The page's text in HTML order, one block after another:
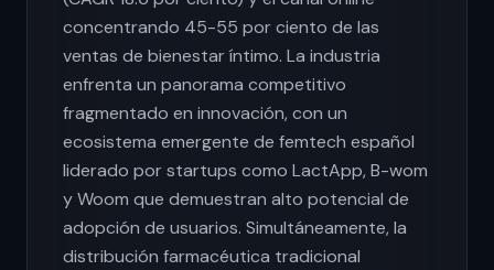
concentrando 45-55 por ciento de las
ventas de bienestar íntimo. La industria
enfrenta un panorama competitivo
fragmentado en innovación, con un
ecosistema emergente de femtech español
liderado por startups como LactApp, B-wom
y Woom que demuestran alto potencial de
adopción de usuarios. Simultáneamente, la
distribución farmacéutica tradicional